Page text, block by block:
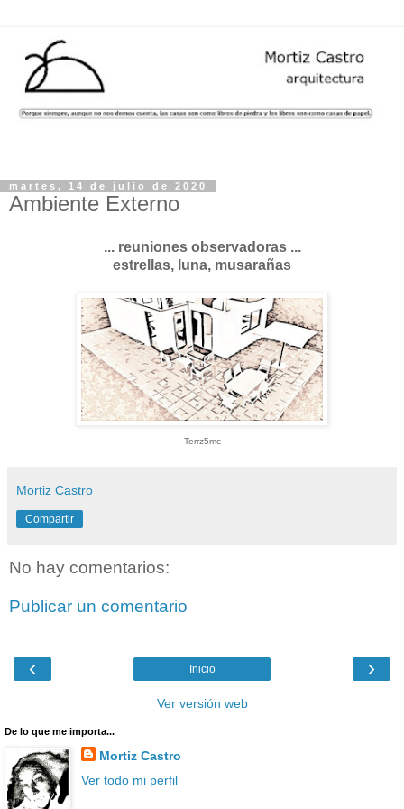
martes, 14 de julio de 2020
Ambiente Externo
... reuniones observadoras ...
estrellas, luna, musarañas
Terrz5mc
Mortiz Castro
Compartir
No hay comentarios:
Publicar un comentario
‹ ›
Inicio
Ver versión web
De lo que me importa...
Mortiz Castro
Ver todo mi perfil